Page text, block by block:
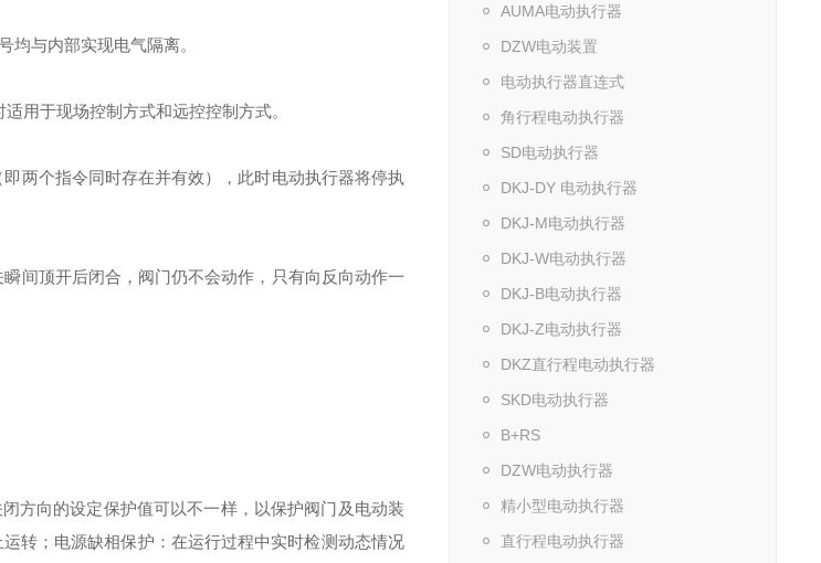
AUMA电动执行器
DZW电动装置
电动执行器直连式
角行程电动执行器
SD电动执行器
DKJ-DY 电动执行器
DKJ-M电动执行器
DKJ-W电动执行器
DKJ-B电动执行器
DKJ-Z电动执行器
DKZ直行程电动执行器
SKD电动执行器
B+RS
DZW电动执行器
精小型电动执行器
直行程电动执行器
均与内部实现电气隔离。
用于现场控制方式和远控控制方式。
两个指令同时存在并有效），此时电动执行器将停执
间顶开后闭合，阀门仍不会动作，只有向反向动作一
方向的设定保护值可以不一样，以保护阀门及电动装
转； 电源缺相保护：在运行过程中实时检测动态情况